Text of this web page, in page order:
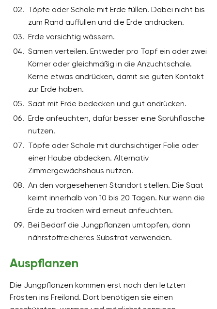
Töpfe oder Schale mit Erde füllen. Dabei nicht bis
zum Rand auffüllen und die Erde andrücken.
Erde vorsichtig wässern.
Samen verteilen. Entweder pro Topf ein oder zwei
Körner oder gleichmäßig in die Anzuchtschale.
Kerne etwas andrücken, damit sie guten Kontakt
zur Erde haben.
Saat mit Erde bedecken und gut andrücken.
Erde anfeuchten, dafür besser eine Sprühflasche
nutzen.
Töpfe oder Schale mit durchsichtiger Folie oder
einer Haube abdecken. Alternativ
Zimmergewächshaus nutzen.
An den vorgesehenen Standort stellen. Die Saat
keimt innerhalb von 10 bis 20 Tagen. Nur wenn die
Erde zu trocken wird erneut anfeuchten.
Bei Bedarf die Jungpflanzen umtopfen, dann
nährstoffreicheres Substrat verwenden.
Auspflanzen
Die Jungpflanzen kommen erst nach den letzten
Frösten ins Freiland. Dort benötigen sie einen